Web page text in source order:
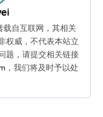
载自互联网，其相关
权威，不代表本站立
题，请提交相关链接
，我们将及时予以处